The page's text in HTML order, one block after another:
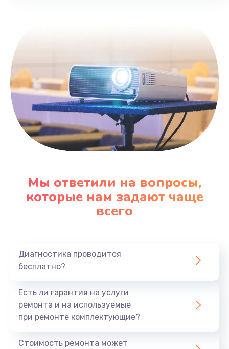
Мы ответили на вопросы,
которые нам задают чаще
всего
Диагностика проводится
бесплатно?
Есть ли гарантия на услуги
ремонта и на используемые
при ремонте комплектующие?
Стоимость ремонта может